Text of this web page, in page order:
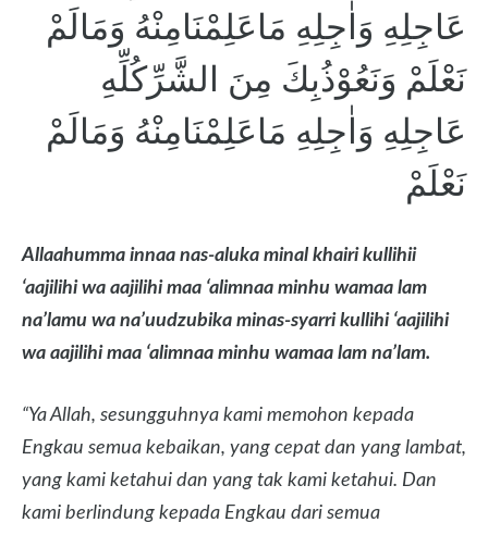
عَاجِلِهِ وَاٰجِلِهِ مَاعَلِمْنَامِنْهُ وَمَالَمْ
نَعْلَمْ وَنَعُوْذُبِكَ مِنَ الشَّرِّكُلِّهِ
عَاجِلِهِ وَاٰجِلِهِ مَاعَلِمْنَامِنْهُ وَمَالَمْ
نَعْلَمْ
Allaahumma innaa nas-aluka minal khairi kullihii
‘aajilihi wa aajilihi maa ‘alimnaa minhu wamaa lam
na’lamu wa na’uudzubika minas-syarri kullihi ‘aajilihi
wa aajilihi maa ‘alimnaa minhu wamaa lam na’lam.
“Ya Allah, sesungguhnya kami memohon kepada
Engkau semua kebaikan, yang cepat dan yang lambat,
yang kami ketahui dan yang tak kami ketahui. Dan
kami berlindung kepada Engkau dari semua